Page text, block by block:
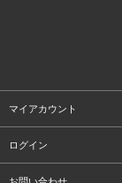
マイアカウント
ログイン